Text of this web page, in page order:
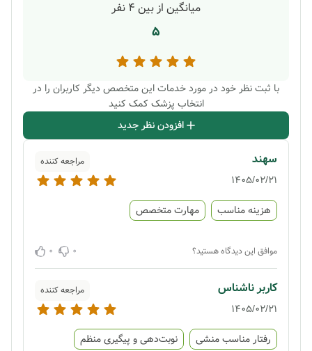
میانگین از بین 4 نفر
5
با ثبت نظر خود در مورد خدمات این متخصص دیگر کاربران را در
انتخاب پزشک کمک کنید
افزودن نظر جدید
سهند مراجعه کننده
1405/02/21
هزینه مناسب
مهارت متخصص
موافق این دیدگاه هستید؟ 0
0
کاربر ناشناس مراجعه کننده
1405/02/21
رفتار مناسب منشی
نوبت‌دهی و پیگیری منظم